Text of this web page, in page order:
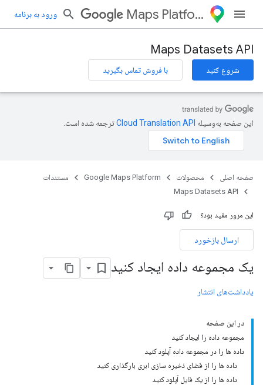
Maps Platform ورود به برنامه
Maps Datasets API
شروع کنید با فروش تماس بگیرید
این صفحه به‌وسیله ترجمه شده است.
صفحه اصلی محصولات Google Maps Platform
مستندات
Maps Datasets API
این مرور مفید بود؟
ارسال بازخورد
یک مجموعه داده ایجاد کنید
یادداشت‌های انتشار
در این صفحه
مجموعه داده را ایجاد کنید
داده ها را در مجموعه داده آپلود کنید
داده ها را از فضای ذخیره سازی ابری بارگذاری کنید
داده ها را از یک فایل آپلود کنید